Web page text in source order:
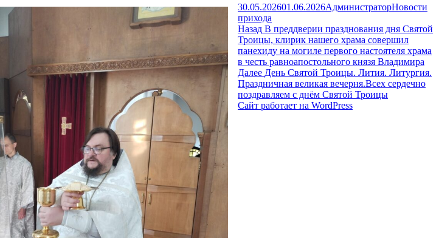
Опубликовано
30.05.202601.06.2026Автор
АдминистраторРубрики
Новости
прихода
Назад Предыдущая
запись:
В преддверии празднования дня Святой
Троицы, клирик нашего храма совершил
панехиду на могиле первого настоятеля храма
в честь равноапостольного князя Владимира
Далее Следующая
запись:
День Святой Троицы. Лития. Литургия.
Праздничная великая вечерня.Всех сердечно
поздравляем с днём Святой Троицы
Сайт работает на WordPress